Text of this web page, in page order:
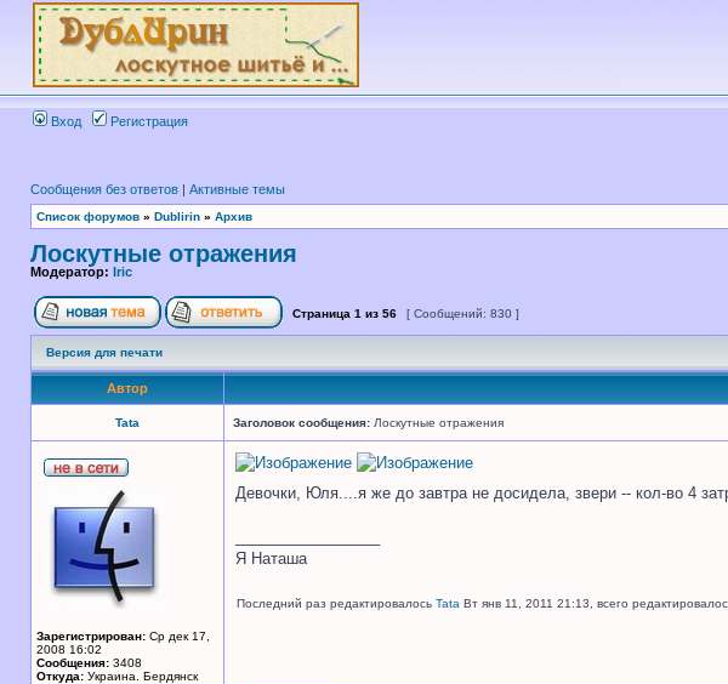
Вход Регистрация
Сообщения без ответов | Активные темы
Список форумов » Dublirin » Архив
Лоскутные отражения
Модератор: Iric
Страница 1 из 56 [ Сообщений: 830 ]
Версия для печати
Автор
Tata Заголовок сообщения: Лоскутные отражения
Зарегистрирован: Ср дек 17,
2008 16:02
Сообщения: 3408
Откуда: Украина. Бердянск
Девочки, Юля....я же до завтра не досидела, звери -- кол-во 4
Я Наташа
Последний раз редактировалось Tata Вт янв 11, 2011 21:13, всего